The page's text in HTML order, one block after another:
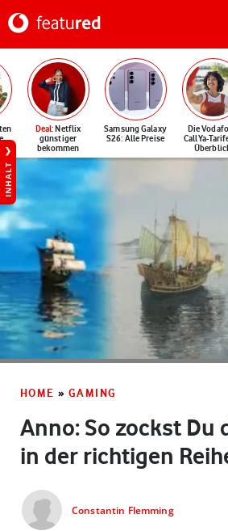
Deal: Netflix
günstiger
bekommen
Samsung Galaxy
S26: Alle Preise
Die
CallYa-
INHALT
HOME » GAMING
Anno: So zockst Du
in der richtigen
Constantin Flemming